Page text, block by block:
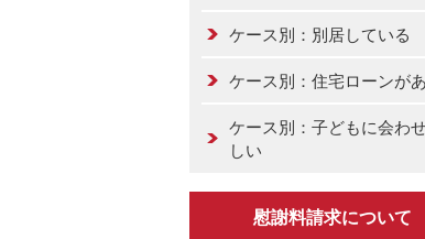
ケース別：別居している
ケース別：住宅ローンが
ケース別：子どもに会わ
しい
慰謝料請求について